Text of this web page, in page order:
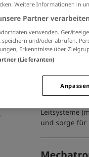
(3)
(1)
18.07.2026 /
Wir suchen
07.08.2026 /
Leitsysteme
und sorge für
Weitere Informationen in
Partner
verwenden.
speichern und/oder abrufen.
Erkenntnisse über
(Lieferanten)
Anpassen